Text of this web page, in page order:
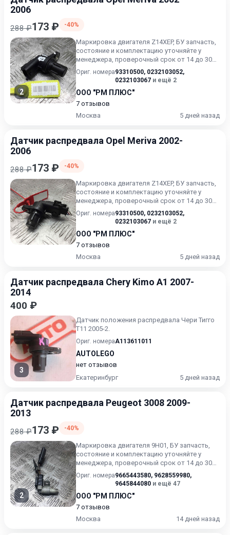
2006
288 ₽173 ₽ -40%
2
Маркировка двигателя Z14XEP, БУ запчасть,
состояние и комплектацию уточняйте у
менеджера, проверочный срок от 14 до 30
дней.
Ориг. номера93310500, 0232103052,
0232103067 и ещё 2
ООО "РМ ПЛЮС"
7 отзывов
Москва
5 дней назад
Датчик распредвала Opel Meriva 2002-
2006
288 ₽173 ₽ -40%
Маркировка двигателя Z14XEP, БУ запчасть,
состояние и комплектацию уточняйте у
менеджера, проверочный срок от 14 до 30
дней.
Ориг. номера93310500, 0232103052,
0232103067 и ещё 2
ООО "РМ ПЛЮС"
7 отзывов
Москва
5 дней назад
Датчик распредвала Chery Kimo A1 2007-
2014
400 ₽
3
Датчик положения распредвала Чери Тигго
Т11 2005-2.
Ориг. номераA113611011
AUTOLEGO
нет отзывов
Екатеринбург
5 дней назад
Датчик распредвала Peugeot 3008 2009-
2013
288 ₽173 ₽ -40%
2
Маркировка двигателя 9H01, БУ запчасть,
состояние и комплектацию уточняйте у
менеджера, проверочный срок от 14 до 30
дней.
Ориг. номера9665443580, 9628559980,
9645844080 и ещё 47
ООО "РМ ПЛЮС"
7 отзывов
Москва
14 дней назад